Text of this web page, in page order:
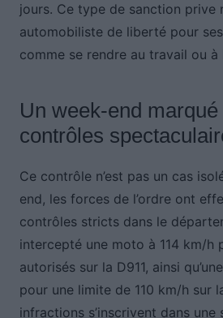
jours. Ce type de sanction prive
automobiliste de liberté pour
comme se rendre au travail ou à
Un week-end
contrôles
Ce contrôle n’est pas un cas
end, les forces de l’ordre ont
contrôles stricts dans le
intercepté une moto à 114 km/h
autorisés sur la D911, ainsi
pour une limite de 110 km/h sur
infractions s’inscrivent dans